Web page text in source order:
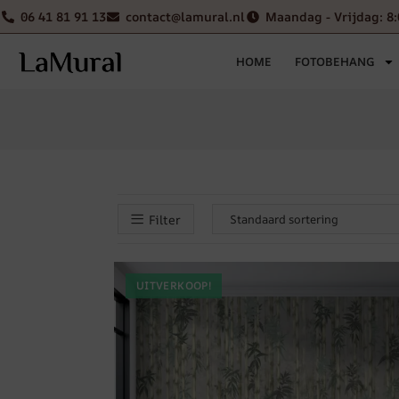
06 41 81 91 13 contact@lamural.nl Maandag - Vrijdag:
HOME FOTOBEHANG
Filter
UITVERKOOP!